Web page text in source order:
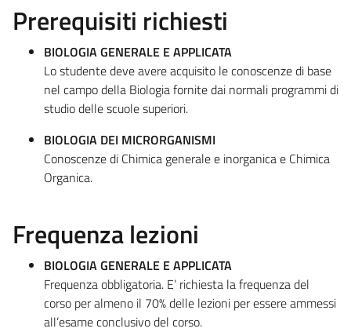
Prerequisiti richiesti
BIOLOGIA GENERALE E APPLICATA
Lo studente deve avere acquisito le conoscenze di base
nel campo della Biologia fornite dai normali programmi di
studio delle scuole superiori.
BIOLOGIA DEI MICRORGANISMI
Conoscenze di Chimica generale e inorganica e Chimica
Organica.
Frequenza lezioni
BIOLOGIA GENERALE E APPLICATA
Frequenza obbligatoria. E’ richiesta la frequenza del
corso per almeno il 70% delle lezioni per essere ammessi
all’esame conclusivo del corso.